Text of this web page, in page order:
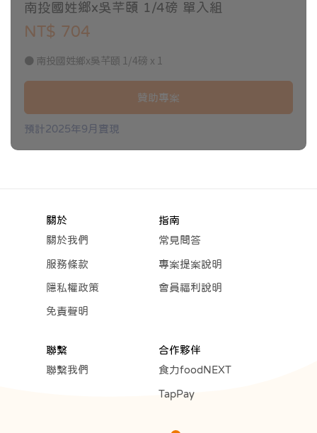
南投國姓鄉x吳芊頤 1/4磅 單入組
NT$ 704
● 南投國姓鄉x吳芊頤 1/4磅 x 1
贊助專案
預計2025年9月實現
關於
關於我們
服務條款
隱私權政策
免責聲明
指南
常見問答
專案提案說明
會員福利說明
聯繫
聯繫我們
合作夥伴
食力foodNEXT
TapPay